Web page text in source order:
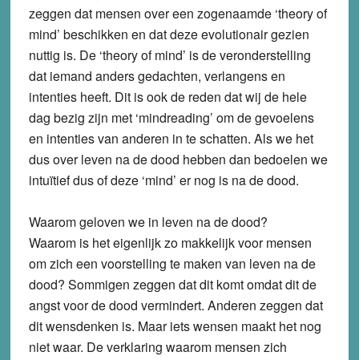
zeggen dat mensen over een zogenaamde ‘theory of
mind’ beschikken en dat deze evolutionair gezien
nuttig is. De ‘theory of mind’ is de veronderstelling
dat iemand anders gedachten, verlangens en
intenties heeft. Dit is ook de reden dat wij de hele
dag bezig zijn met ‘mindreading’ om de gevoelens
en intenties van anderen in te schatten. Als we het
dus over leven na de dood hebben dan bedoelen we
intuïtief dus of deze ‘mind’ er nog is na de dood.
Waarom geloven we in leven na de dood?
Waarom is het eigenlijk zo makkelijk voor mensen
om zich een voorstelling te maken van leven na de
dood? Sommigen zeggen dat dit komt omdat dit de
angst voor de dood vermindert. Anderen zeggen dat
dit wensdenken is. Maar iets wensen maakt het nog
niet waar. De verklaring waarom mensen zich